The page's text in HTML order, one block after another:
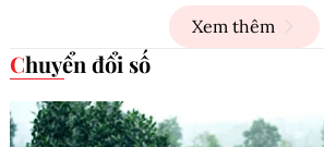
Xem thêm
Chuyển đổi số